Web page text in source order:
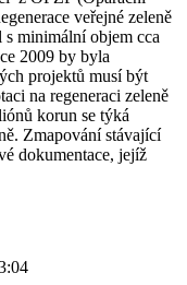
veřejné zeleně
s minimální objem cca
2009 by byla
projektů musí být
na regeneraci zeleně
korun se týká
Zmapování stávající
dokumentace, jejíž